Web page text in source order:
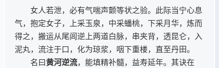
女人若泄，必有气喘声颤等状之验。此际当宁心息
气，抱定女子，上采玉泉，中采蟠桃，下采月华，炼而
得之，搬运从尾闾逆上两道白脉，串夹背，透昆仑，入
泥丸，流注于口，化为琼浆，咽下重楼，直至丹田。
名曰黄河逆流，能填精补髓，益寿延年。其诀在